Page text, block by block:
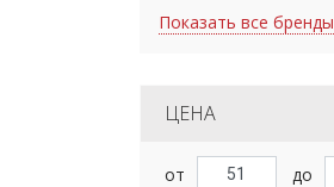
Показать все бренды
ЦЕНА